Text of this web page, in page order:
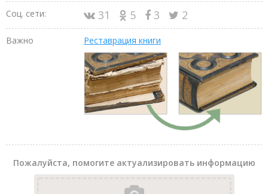
Соц. сети: 31 5 3 2
Важно Реставрация книги
Пожалуйста, помогите актуализировать информацию